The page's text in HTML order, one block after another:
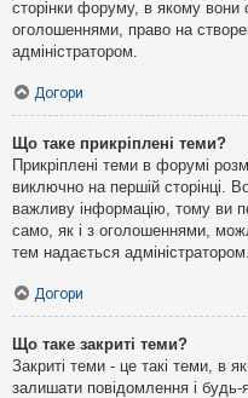
сторінки форуму, в якому вони
оголошеннями, право на
адміністратором.
Догори
Що таке прикріплені теми?
Прикріплені теми в форумі
виключно на першій сторінці.
важливу інформацію, тому ви
само, як і з оголошеннями,
тем надається адміністратором.
Догори
Що таке закриті теми?
Закриті теми - це такі теми, в
залишати повідомлення і будь-